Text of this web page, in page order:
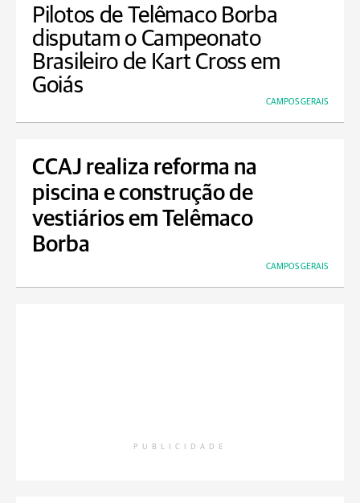
Pilotos de Telêmaco Borba
disputam o Campeonato
Brasileiro de Kart Cross em
Goiás
CAMPOS GERAIS
CCAJ realiza reforma na
piscina e construção de
vestiários em Telêmaco
Borba
CAMPOS GERAIS
PUBLICIDADE